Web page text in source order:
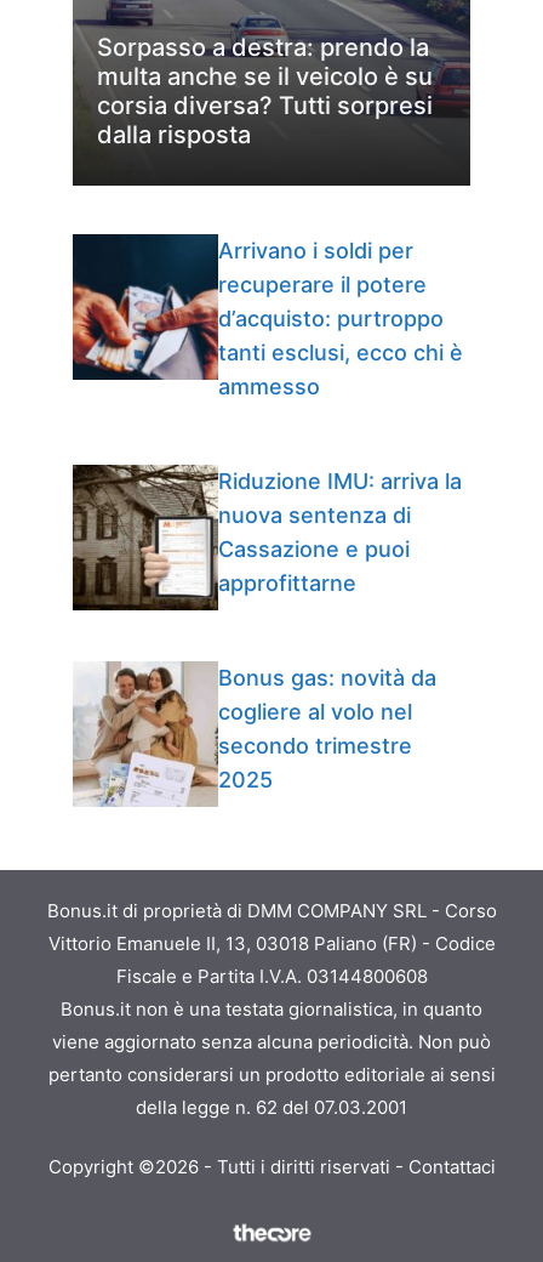
Sorpasso a destra: prendo la
multa anche se il veicolo è su
corsia diversa? Tutti sorpresi
dalla risposta
Arrivano i soldi per
recuperare il potere
d’acquisto: purtroppo
tanti esclusi, ecco chi è
ammesso
Riduzione IMU: arriva la
nuova sentenza di
Cassazione e puoi
approfittarne
Bonus gas: novità da
cogliere al volo nel
secondo trimestre
2025
Bonus.it di proprietà di DMM COMPANY SRL - Corso
Vittorio Emanuele II, 13, 03018 Paliano (FR) - Codice
Fiscale e Partita I.V.A. 03144800608
Bonus.it non è una testata giornalistica, in quanto
viene aggiornato senza alcuna periodicità. Non può
pertanto considerarsi un prodotto editoriale ai sensi
della legge n. 62 del 07.03.2001
Copyright ©2026 - Tutti i diritti riservati - Contattaci